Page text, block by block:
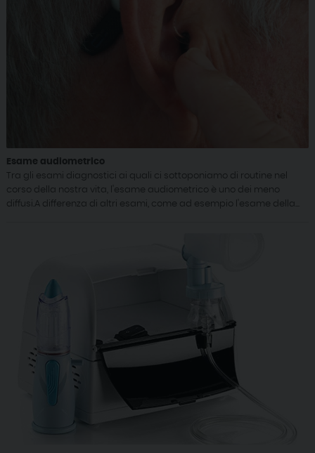
Esame audiometrico
Tra gli esami diagnostici ai quali ci sottoponiamo di routine nel
corso della nostra vita, l'esame audiometrico è uno dei meno
diffusi.A differenza di altri esami, come ad esempio l'esame della...